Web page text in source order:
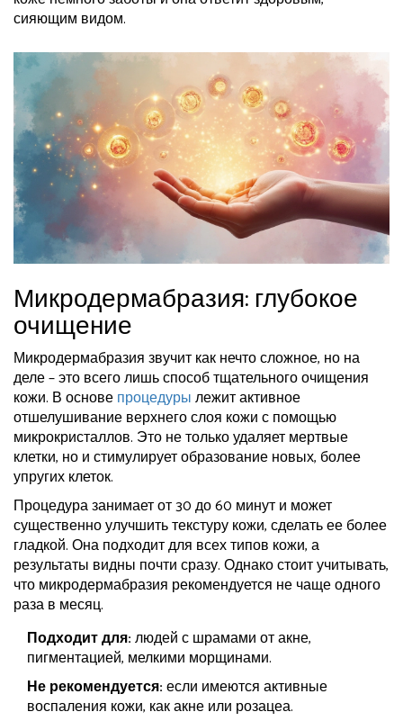
сияющим видом.
Микродермабразия: глубокое
очищение
Микродермабразия звучит как нечто сложное, но на
деле – это всего лишь способ тщательного очищения
кожи. В основепроцедурылежит активное
отшелушивание верхнего слоя кожи с помощью
микрокристаллов. Это не только удаляет мертвые
клетки, но и стимулирует образование новых, более
упругих клеток.
Процедура занимает от 30 до 60 минут и может
существенно улучшить текстуру кожи, сделать ее более
гладкой. Она подходит для всех типов кожи, а
результаты видны почти сразу. Однако стоит учитывать,
что микродермабразия рекомендуется не чаще одного
раза в месяц.
Подходит для:людей с шрамами от акне,
пигментацией, мелкими морщинами.
Не рекомендуется:если имеются активные
воспаления кожи, как акне или розацеа.